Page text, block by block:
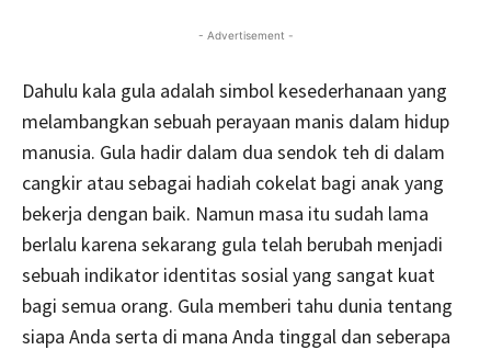
- Advertisement -
Dahulu kala gula adalah simbol kesederhanaan yang
melambangkan sebuah perayaan manis dalam hidup
manusia. Gula hadir dalam dua sendok teh di dalam
cangkir atau sebagai hadiah cokelat bagi anak yang
bekerja dengan baik. Namun masa itu sudah lama
berlalu karena sekarang gula telah berubah menjadi
sebuah indikator identitas sosial yang sangat kuat
bagi semua orang. Gula memberi tahu dunia tentang
siapa Anda serta di mana Anda tinggal dan seberapa